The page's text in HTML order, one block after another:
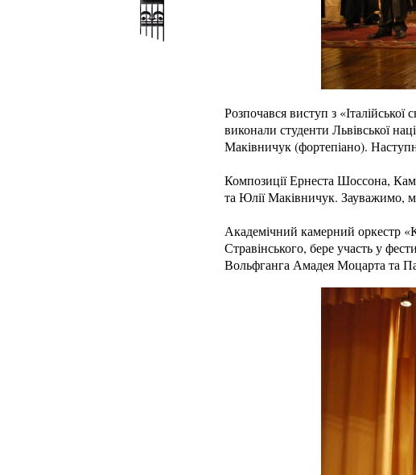
Розпочався виступ з «Італійської
виконали студенти Львівської
Маківничук (фортепіано).
Композиції Ернеста Шоссона,
та Юлії Маківничук. Зауважимо,
Академічний камерний оркестр
Стравінського, бере участь у
Вольфганга Амадея Моцарта та